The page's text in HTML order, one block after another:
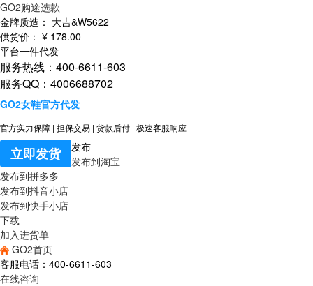
GO2购途选款
金牌质造： 大吉&W5622
供货价： ¥ 178.00
平台一件代发
服务热线：400-6611-603
服务QQ：4006688702
GO2女鞋官方代发
官方实力保障 | 担保交易 | 货款后付 | 极速客服响应
立即发货
发布
发布到淘宝
发布到拼多多
发布到抖音小店
发布到快手小店
下载
加入进货单
GO2首页
客服电话：400-6611-603
在线咨询